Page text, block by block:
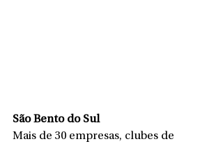
São Bento do Sul
Mais de 30 empresas, clubes de